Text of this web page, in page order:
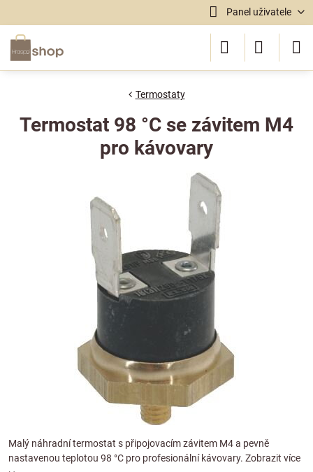
Panel uživatele
Termostaty
Termostat 98 °C se závitem M4
pro kávovary
Malý náhradní termostat s připojovacím závitem M4 a pevně
nastavenou teplotou 98 °C pro profesionální kávovary. Zobrazit více